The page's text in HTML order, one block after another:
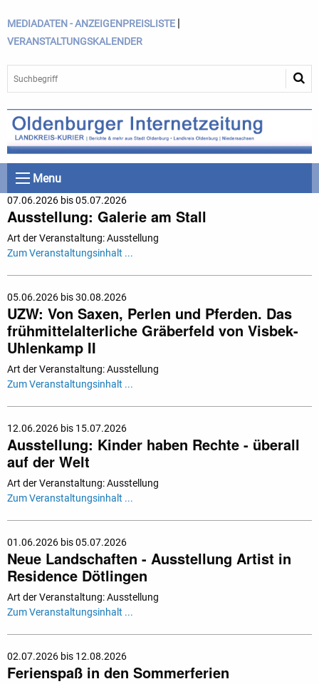
MEDIADATEN - ANZEIGENPREISLISTE |
VERANSTALTUNGSKALENDER
Menu
07.06.2026 bis 05.07.2026
Ausstellung: Galerie am Stall
Art der Veranstaltung: Ausstellung
Zum Veranstaltungsinhalt ...
05.06.2026 bis 30.08.2026
UZW: Von Saxen, Perlen und Pferden. Das
frühmittelalterliche Gräberfeld von Visbek-
Uhlenkamp II
Art der Veranstaltung: Ausstellung
Zum Veranstaltungsinhalt ...
12.06.2026 bis 15.07.2026
Ausstellung: Kinder haben Rechte - überall
auf der Welt
Art der Veranstaltung: Ausstellung
Zum Veranstaltungsinhalt ...
01.06.2026 bis 05.07.2026
Neue Landschaften - Ausstellung Artist in
Residence Dötlingen
Art der Veranstaltung: Ausstellung
Zum Veranstaltungsinhalt ...
02.07.2026 bis 12.08.2026
Ferienspaß in den Sommerferien